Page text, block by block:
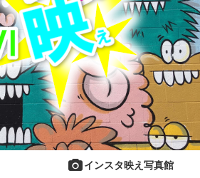
インスタ映え写真館